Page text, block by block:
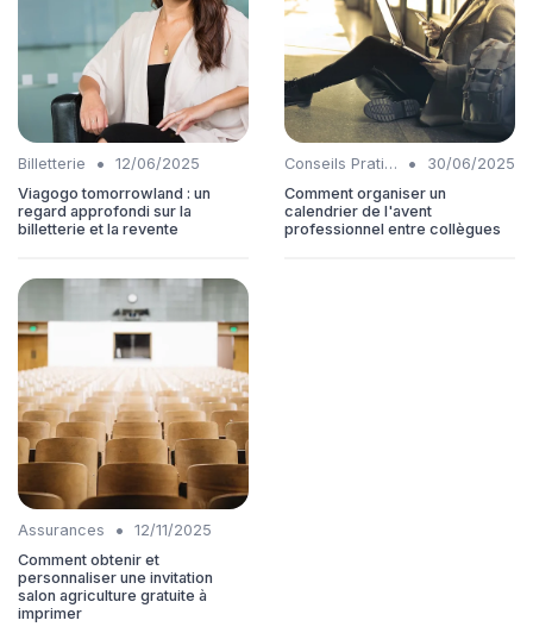
Billetterie •
12/06/2025
Viagogo tomorrowland : un
regard approfondi sur la
billetterie et la revente
Conseils Pratiques •
30/06/2025
Comment organiser un
calendrier de l'avent
professionnel entre collègues
Assurances •
12/11/2025
Comment obtenir et
personnaliser une invitation
salon agriculture gratuite à
imprimer